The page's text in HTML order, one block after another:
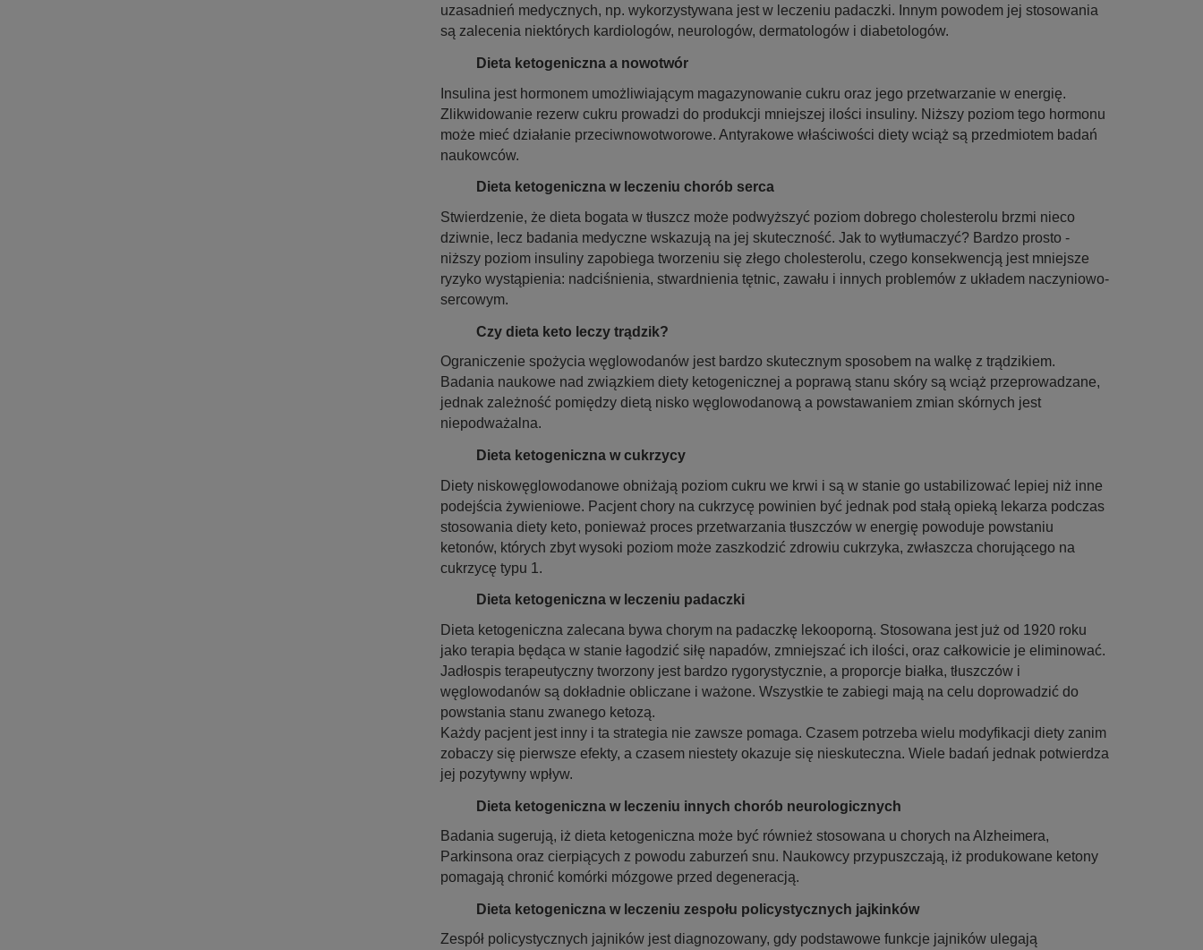
uzasadnień medycznych, np. wykorzystywana jest w leczeniu padaczki. Innym powodem jej stosowania
są zalecenia niektórych kardiologów, neurologów, dermatologów i diabetologów.
Dieta ketogeniczna a nowotwór
Insulina jest hormonem umożliwiającym magazynowanie cukru oraz jego przetwarzanie w energię.
Zlikwidowanie rezerw cukru prowadzi do produkcji mniejszej ilości insuliny. Niższy poziom tego hormonu
może mieć działanie przeciwnowotworowe. Antyrakowe właściwości diety wciąż są przedmiotem badań
naukowców.
Dieta ketogeniczna w leczeniu chorób serca
Stwierdzenie, że dieta bogata w tłuszcz może podwyższyć poziom dobrego cholesterolu brzmi nieco
dziwnie, lecz badania medyczne wskazują na jej skuteczność. Jak to wytłumaczyć? Bardzo prosto -
niższy poziom insuliny zapobiega tworzeniu się złego cholesterolu, czego konsekwencją jest mniejsze
ryzyko wystąpienia: nadciśnienia, stwardnienia tętnic, zawału i innych problemów z układem naczyniowo-
sercowym.
Czy dieta keto leczy trądzik?
Ograniczenie spożycia węglowodanów jest bardzo skutecznym sposobem na walkę z trądzikiem.
Badania naukowe nad związkiem diety ketogenicznej a poprawą stanu skóry są wciąż przeprowadzane,
jednak zależność pomiędzy dietą nisko węglowodanową a powstawaniem zmian skórnych jest
niepodważalna.
Dieta ketogeniczna w cukrzycy
Diety niskowęglowodanowe obniżają poziom cukru we krwi i są w stanie go ustabilizować lepiej niż inne
podejścia żywieniowe. Pacjent chory na cukrzycę powinien być jednak pod stałą opieką lekarza podczas
stosowania diety keto, ponieważ proces przetwarzania tłuszczów w energię powoduje powstaniu
ketonów, których zbyt wysoki poziom może zaszkodzić zdrowiu cukrzyka, zwłaszcza chorującego na
cukrzycę typu 1.
Dieta ketogeniczna w leczeniu padaczki
Dieta ketogeniczna zalecana bywa chorym na padaczkę lekooporną. Stosowana jest już od 1920 roku
jako terapia będąca w stanie łagodzić siłę napadów, zmniejszać ich ilości, oraz całkowicie je eliminować.
Jadłospis terapeutyczny tworzony jest bardzo rygorystycznie, a proporcje białka, tłuszczów i
węglowodanów są dokładnie obliczane i ważone. Wszystkie te zabiegi mają na celu doprowadzić do
powstania stanu zwanego ketozą.
Każdy pacjent jest inny i ta strategia nie zawsze pomaga. Czasem potrzeba wielu modyfikacji diety zanim
zobaczy się pierwsze efekty, a czasem niestety okazuje się nieskuteczna. Wiele badań jednak potwierdza
jej pozytywny wpływ.
Dieta ketogeniczna w leczeniu innych chorób neurologicznych
Badania sugerują, iż dieta ketogeniczna może być również stosowana u chorych na Alzheimera,
Parkinsona oraz cierpiących z powodu zaburzeń snu. Naukowcy przypuszczają, iż produkowane ketony
pomagają chronić komórki mózgowe przed degeneracją.
Dieta ketogeniczna w leczeniu zespołu policystycznych jajkinków
Zespół policystycznych jajników jest diagnozowany, gdy podstawowe funkcje jajników ulegają